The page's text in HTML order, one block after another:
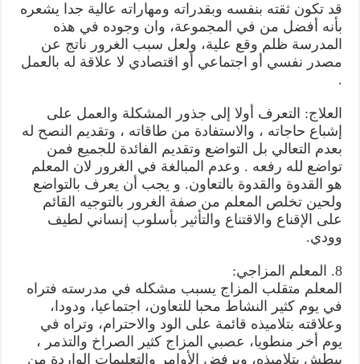
قد تكون ثقته بنفسه وبقدراته ومهاراته عالية جدا يشعره
بأنه أفضل من في المجموعة، وان وجوده في هذه
المدرسة ظلم وقع علية، ولعل سبب الغرور ناتج عن
مصدر نفسي أو اجتماعي أو اقتصادي لا علاقة له بالعمل
.
العلاج: التعرف أولا إلى جذور المشكلة والعمل على
إشباع حاجاته ، والاستفادة من طاقاته ، وتقديم النصح له
بعدم التعالي بل التواضع وتقديم الفائدة للجميع فمن
تواضع لله رفعه . وعدم المبالغة في الغرور لان المعلم
هو القدوة والقدوة بالتعاون. و يجب أن يعرف بالتواضع
ولحين تخلص المعلم من صفة الغرور بالتوجيه القائم
على الإقناع والاقتناع والتأثير بأسلوب إنساني لطيف
وودي.
8. المعلم المزاجي:
المعلم متقلب المزاج يسبب مشكله في مدرسته فتراه
في يوم كثير النشاط محبا للتعاون، اجتماعيا، ودودا،
وعلاقته بتلاميذه قائمة على الود والاحترام، وتراه في
يوم أخر منطويا، عصبي المزاج كثير الصراخ والتذمر ،
يبطش بتلاميذه، ويرفض الأوامر والتعليمات الواردة من